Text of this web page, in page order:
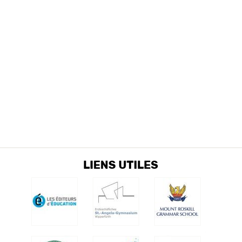
LIENS UTILES